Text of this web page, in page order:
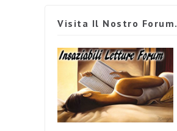
Visita Il Nostro Forum.